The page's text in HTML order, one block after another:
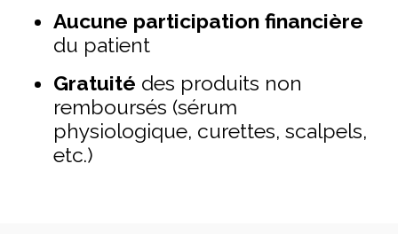
Aucune participation financière
du patient
Gratuité des produits non
remboursés (sérum
physiologique, curettes, scalpels,
etc.)